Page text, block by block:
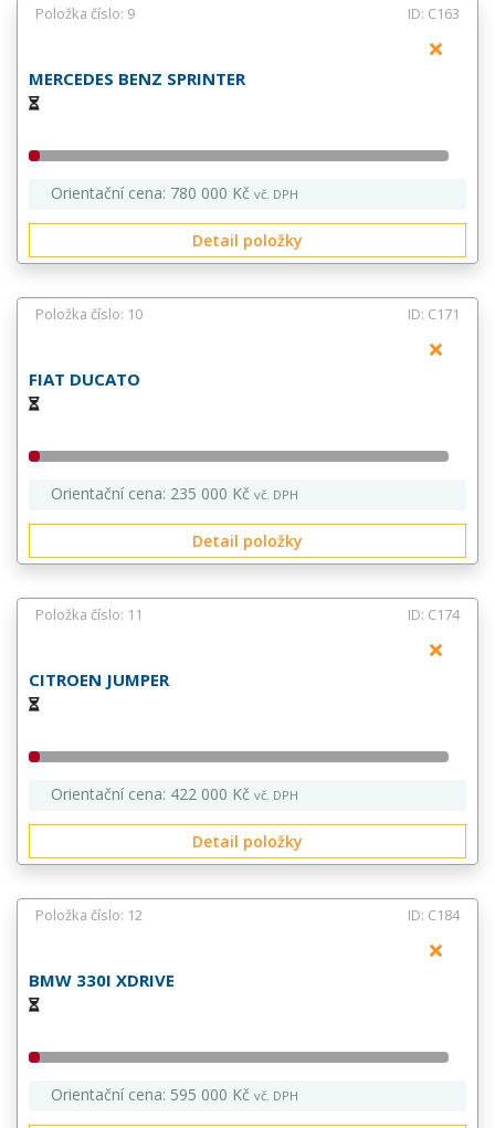
Položka číslo: 9 ID: C163
MERCEDES BENZ SPRINTER
Orientační cena: 780 000 Kč vč. DPH
Detail položky
Položka číslo: 10 ID: C171
FIAT DUCATO
Orientační cena: 235 000 Kč vč. DPH
Detail položky
Položka číslo: 11 ID: C174
CITROEN JUMPER
Orientační cena: 422 000 Kč vč. DPH
Detail položky
Položka číslo: 12 ID: C184
BMW 330I XDRIVE
Orientační cena: 595 000 Kč vč. DPH